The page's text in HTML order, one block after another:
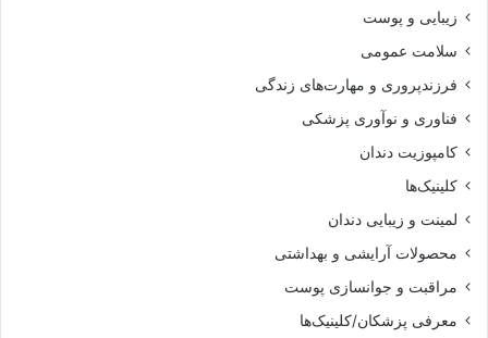
زیبایی و پوست
سلامت عمومی
فرزندپروری و مهارت‌های زندگی
فناوری و نوآوری پزشکی
کامپوزیت دندان
کلینیک‌ها
لمینت و زیبایی دندان
محصولات آرایشی و بهداشتی
مراقبت و جوانسازی پوست
معرفی پزشکان/کلینیک‌ها